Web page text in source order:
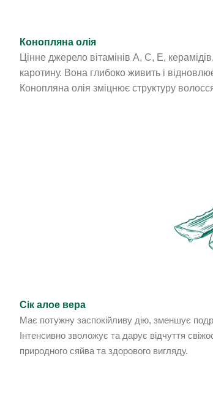
Конопляна олія
Цінне джерело вітамінів A, C, E,
каротину. Вона глибоко живить і
Конопляна олія зміцнює структуру
Сік алое вера
Має потужну заспокійливу дію, зменшує
Інтенсивно зволожує та дарує відчуття
природного сяйва та здорового вигляду.